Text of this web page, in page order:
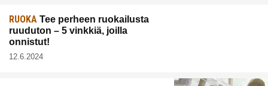
RUOKA Tee perheen ruokailusta
ruuduton – 5 vinkkiä, joilla
onnistut!
12.6.2024